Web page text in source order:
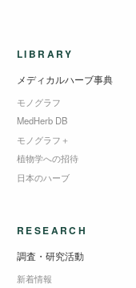
LIBRARY
メディカルハーブ事典
モノグラフ
MedHerb DB
モノグラフ＋
植物学への招待
日本のハーブ
RESEARCH
調査・研究活動
新着情報